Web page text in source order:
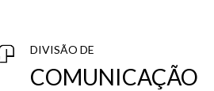
DIVISÃO DE
COMUNICAÇÃO